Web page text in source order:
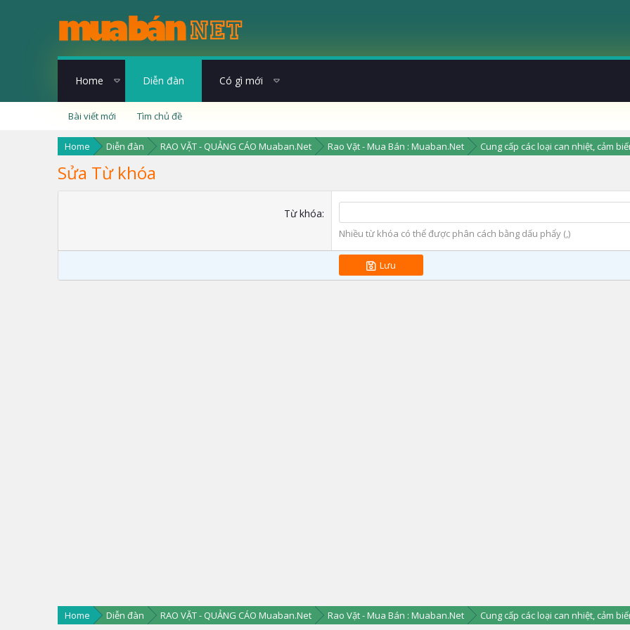
Home Diễn đàn Có gì mới
Bài viết mới Tìm chủ đề
Home Diễn đàn RAO VẶT - QUẢNG CÁO Muaban.Net Rao Vặt - Mua Bán : Muaban.Net Cung cấp các loại can nhiệt, cảm
Sửa Từ khóa
Từ khóa
Nhiều từ khóa có thể được phân cách bằng dấu phẩy (,)
Lưu
Home Diễn đàn RAO VẶT - QUẢNG CÁO Muaban.Net Rao Vặt - Mua Bán : Muaban.Net Cung cấp các loại can nhiệt, cảm